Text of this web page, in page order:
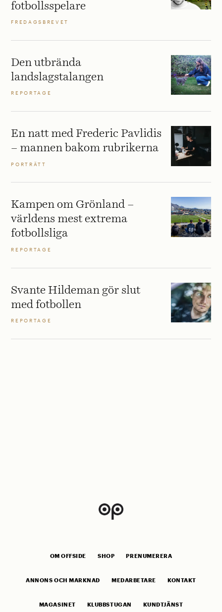
fotbollsspelare
FREDAGSBREVET
Den utbrända
landslagstalangen
REPORTAGE
En natt med Frederic Pavlidis
– mannen bakom rubrikerna
PORTRÄTT
Kampen om Grönland –
världens mest extrema
fotbollsliga
REPORTAGE
Svante Hildeman gör slut
med fotbollen
REPORTAGE
OM OFFSIDE SHOP PRENUMERERA
ANNONS OCH MARKNAD MEDARBETARE KONTAKT
MAGASINET KLUBBSTUGAN KUNDTJÄNST